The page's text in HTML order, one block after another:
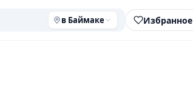
в Баймаке Избранное